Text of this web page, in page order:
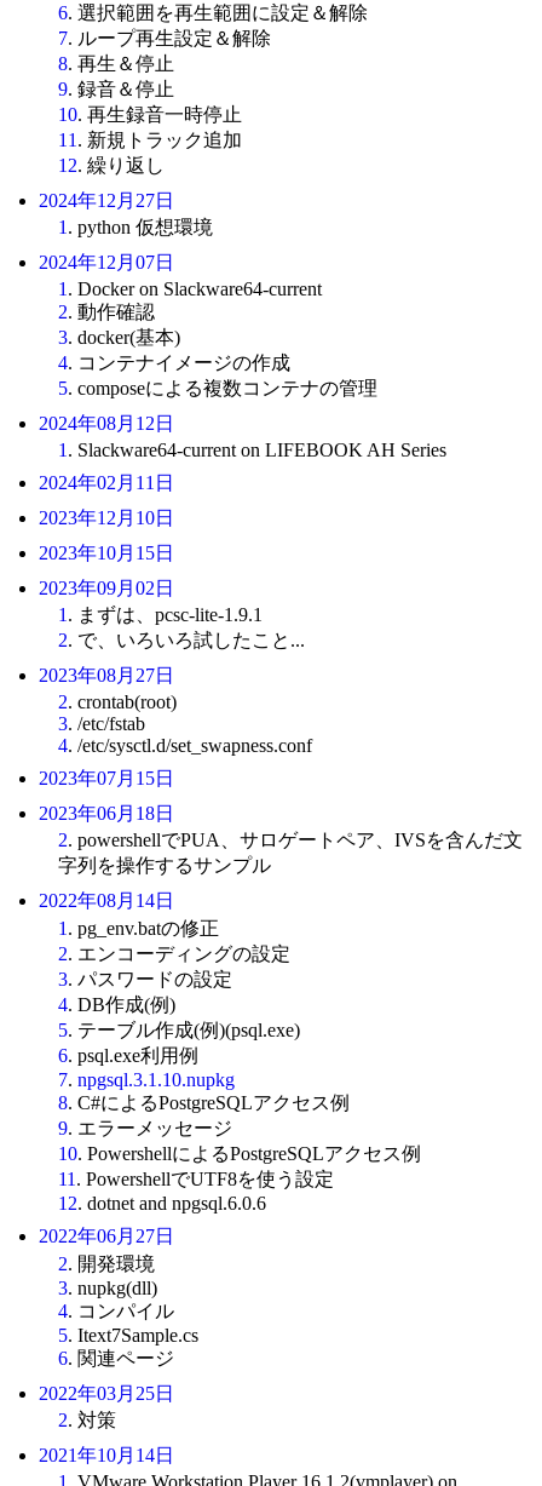
6. 選択範囲を再生範囲に設定＆解除
7. ループ再生設定＆解除
8. 再生＆停止
9. 録音＆停止
10. 再生録音一時停止
11 . 新規トラック追加
12. 繰り返し
2024年12月27日
1. python 仮想環境
2024年12月07日
1 . Docker on Slackware64-current
2. 動作確認
3. docker(基本)
4. コンテナイメージの作成
5. composeによる複数コンテナの管理
2024年08月12日
1 . Slackware64-current on LIFEBOOK AH Series
2024年02月11日
2023年12月10日
2023年10月15日
2023年09月02日
1 . まずは、pcsc-lite-1.9.1
2. で、いろいろ試したこと...
2023年08月27日
2. crontab(root)
3. /etc/fstab
4. /etc/sysctl.d/set_swapness.conf
2023年07月15日
2023年06月18日
2. powershellでPUA、サロゲートペア、IVSを含んだ文
字列を操作するサンプル
2022年08月14日
1 . pg_env.batの修正
2. エンコーディングの設定
3. パスワードの設定
4. DB作成(例)
5. テーブル作成(例)(psql.exe)
6. psql.exe利用例
7. npgsql.3.1.10.nupkg
8. C#によるPostgreSQLアクセス例
9. エラーメッセージ
10. PowershellによるPostgreSQLアクセス例
11 . PowershellでUTF8を使う設定
12. dotnet and npgsql.6.0.6
2022年06月27日
2. 開発環境
3. nupkg(dll)
4. コンパイル
5. Itext7Sample.cs
6. 関連ページ
2022年03月25日
2. 対策
2021年10月14日
1
. VMware Workstation Player 16.1.2(vmplayer) on